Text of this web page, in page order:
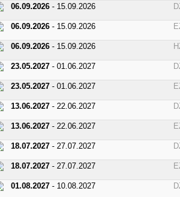
06.09.2026- 15.09.2026
06.09.2026- 15.09.2026
06.09.2026- 15.09.2026
23.05.2027- 01.06.2027
23.05.2027- 01.06.2027
13.06.2027- 22.06.2027
13.06.2027- 22.06.2027
18.07.2027- 27.07.2027
18.07.2027- 27.07.2027
01.08.2027- 10.08.2027